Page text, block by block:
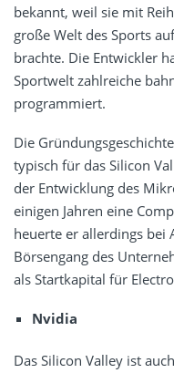
bekannt, weil sie mit
große Welt des Sports
brachte. Die Entwickler
Sportwelt zahlreiche
programmiert.
Die
typisch für das Silicon
der Entwicklung des
einigen Jahren eine
heuerte er allerdings bei
Börsengang des
als Startkapital für
Nvidia
Das Silicon Valley ist